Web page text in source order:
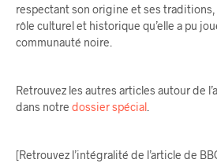
respectant son origine et ses
rôle culturel et historique qu’elle a pu
communauté noire.
Retrouvez les autres articles autour de
dans notre dossier spécial
[Retrouvez l’intégralité de l’article de